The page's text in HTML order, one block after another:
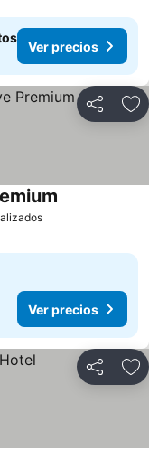
Ver precios
Compartir
Ver precios
Compartir